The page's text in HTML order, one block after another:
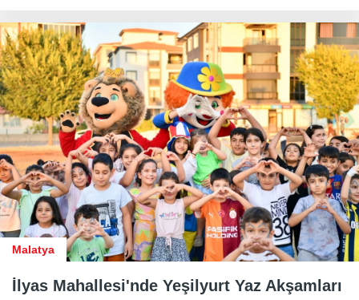
Malatya
İlyas Mahallesi'nde Yeşilyurt Yaz Akşamları